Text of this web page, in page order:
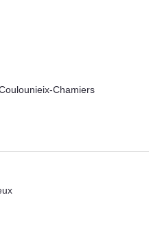
Chamiers